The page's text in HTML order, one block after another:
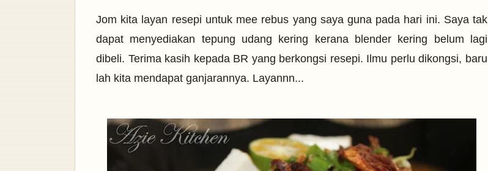
Jom kita layan resepi untuk mee rebus yang saya guna pada hari ini. Saya tak
dapat menyediakan tepung udang kering kerana blender kering belum lagi
dibeli. Terima kasih kepada BR yang berkongsi resepi. Ilmu perlu dikongsi, baru
lah kita mendapat ganjarannya. Layannn...